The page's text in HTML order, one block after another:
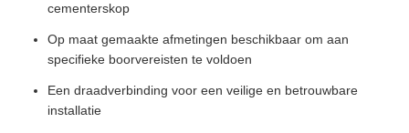
cementerskop
Op maat gemaakte afmetingen beschikbaar om aan
specifieke boorvereisten te voldoen
Een draadverbinding voor een veilige en betrouwbare
installatie